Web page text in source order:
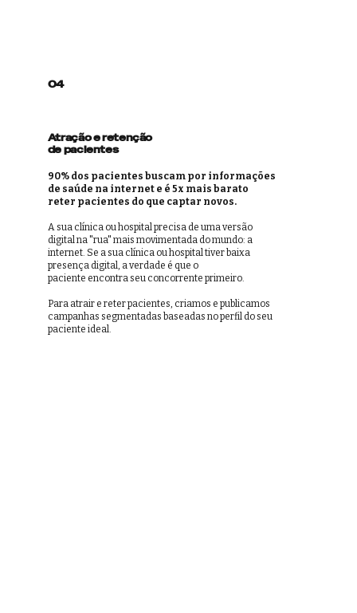
04
Atração e retenção
de pacientes
90% dos pacientes buscam por informações
de saúde na internet e é 5x mais barato
reter pacientes do que captar novos.
A sua clínica ou hospital precisa de uma versão
digital na "rua" mais movimentada do mundo: a
internet. Se a sua clínica ou hospital tiver baixa
presença digital, a verdade é que o
paciente encontra seu concorrente primeiro.
Para atrair e reter pacientes, criamos e publicamos
campanhas segmentadas baseadas no perfil do seu
paciente ideal.